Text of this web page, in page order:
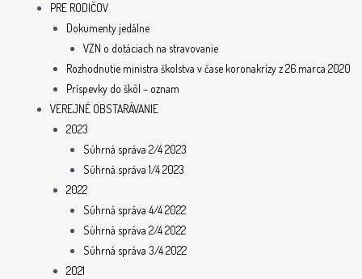
PRE RODIČOV
Dokumenty jedálne
VZN o dotáciach na stravovanie
Rozhodnutie ministra školstva v čase koronakrízy z 26.marca 2020
Príspevky do škôl – oznam
VEREJNÉ OBSTARÁVANIE
2023
Súhrná správa 2/4 2023
Súhrná správa 1/4 2023
2022
Súhrná správa 4/4 2022
Súhrná správa 2/4 2022
Súhrná správa 3/4 2022
2021